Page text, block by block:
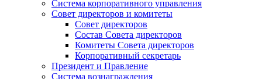
Система корпоративного управления
Совет директоров и комитеты
Совет директоров
Состав Совета директоров
Комитеты Совета директоров
Корпоративный секретарь
Президент и Правление
Система вознаграждения